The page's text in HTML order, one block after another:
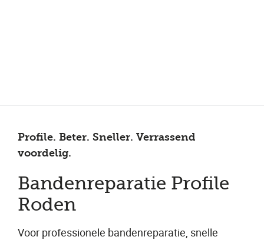
Profile. Beter. Sneller. Verrassend
voordelig.
Bandenreparatie Profile
Roden
Voor professionele bandenreparatie, snelle